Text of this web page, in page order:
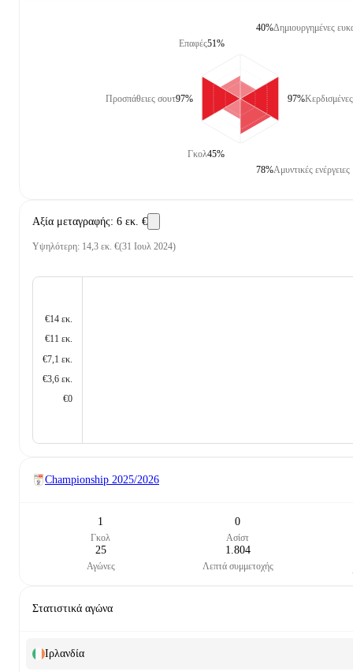
Επαφές51%
Προσπάθειες σουτ97%
Γκολ45%
Δημιουργημένες
40%
97%
Αμυντικές ενέργειες
78%
Αξία μεταγραφής: 6 εκ. €
Υψηλότερη: 14,3 εκ. €(31 Ιουλ 2024)
€14 εκ.
€11 εκ.
€7,1 εκ.
€3,6 εκ.
€0
Championship 2025/2026
1
Γκολ
0
Ασίστ
25
Αγώνες
1.804
Λεπτά συμμετοχής
Στατιστικά αγώνα
Ιρλανδία